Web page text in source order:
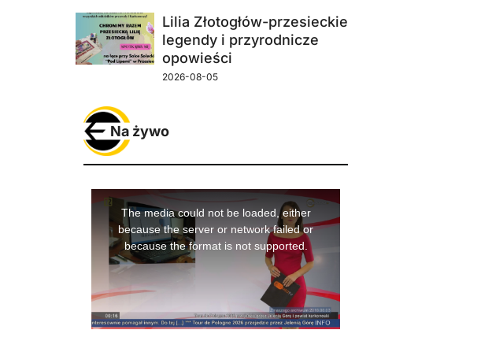
Lilia Złotogłów-przesieckie
legendy i przyrodnicze
opowieści
2026-08-05
Na żywo